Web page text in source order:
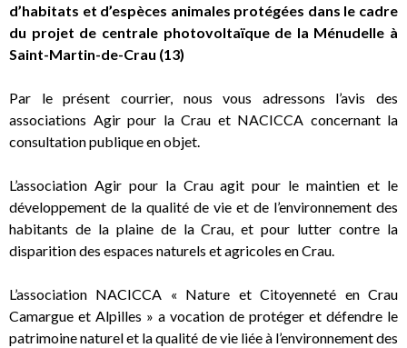
d’habitats et d’espèces animales protégées dans le cadre
du projet de centrale photovoltaïque de la Ménudelle à
Saint-Martin-de-Crau (13)
Par le présent courrier, nous vous adressons l’avis des
associations Agir pour la Crau et NACICCA concernant la
consultation publique en objet.
L’association Agir pour la Crau agit pour le maintien et le
développement de la qualité de vie et de l’environnement des
habitants de la plaine de la Crau, et pour lutter contre la
disparition des espaces naturels et agricoles en Crau.
L’association NACICCA « Nature et Citoyenneté en Crau
Camargue et Alpilles » a vocation de protéger et défendre le
patrimoine naturel et la qualité de vie liée à l’environnement des